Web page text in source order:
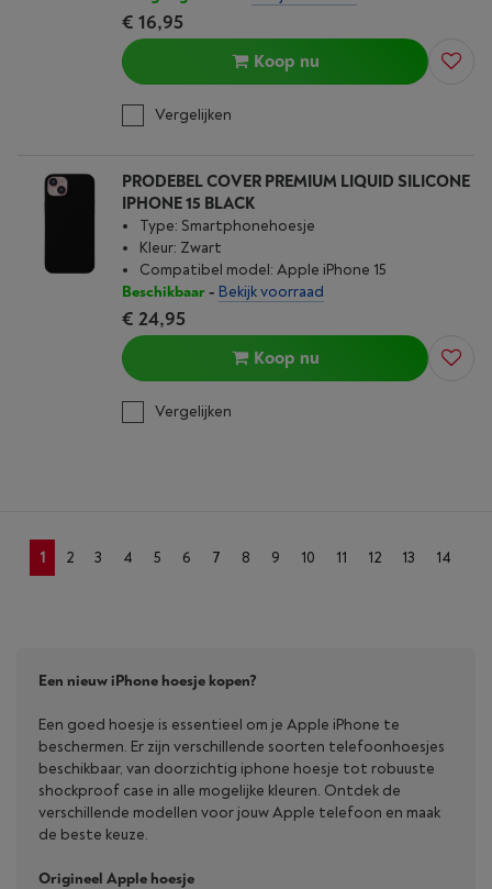
€ 16,95
Koop nu
Vergelijken
PRODEBEL COVER PREMIUM LIQUID SILICONE
IPHONE 15 BLACK
Type: Smartphonehoesje
Kleur: Zwart
Compatibel model: Apple iPhone 15
Beschikbaar- Bekijk voorraad
€ 24,95
Koop nu
Vergelijken
1 2 3 4 5 6 7 8 9 10 11 12 13 14
Een nieuw iPhone hoesje kopen?
Een goed hoesje is essentieel om je Apple iPhone te
beschermen. Er zijn verschillende soorten telefoonhoesjes
beschikbaar, van doorzichtig iphone hoesje tot robuuste
shockproof case in alle mogelijke kleuren. Ontdek de
verschillende modellen voor jouw Apple telefoon en maak
de beste keuze.
Origineel Apple hoesje